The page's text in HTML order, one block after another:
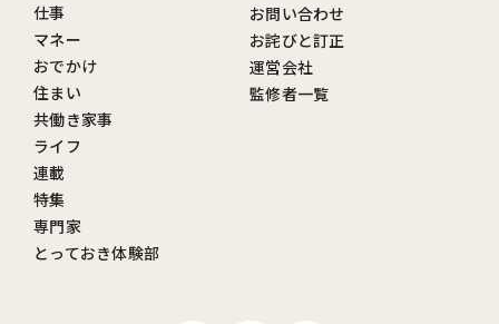
仕事
マネー
おでかけ
住まい
共働き家事
ライフ
連載
特集
専門家
とっておき体験部
お問い合わせ
お詫びと訂正
運営会社
監修者一覧